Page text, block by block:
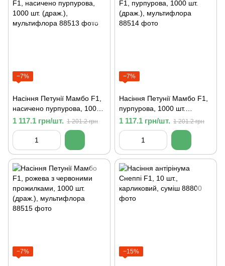
−7%
Насіння Петунії Мамбо F1,
насичено пурпурова, 1000
шт. (драж.), мультифлора
1 117.1 грн/шт. 1 201.2 грн
−7%
Насіння Петунії Мамбо F1,
пурпурова, 1000 шт.
(драж.), мультифлора
1 117.1 грн/шт. 1 201.2 грн
−7% −15%